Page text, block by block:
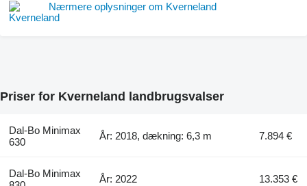
Nærmere oplysninger om Kverneland
Priser for Kverneland landbrugsvalser
Dal-Bo Minimax
630
År: 2018, dækning: 6,3 m 7.894 €
Dal-Bo Minimax
År: 2022 13.353 €